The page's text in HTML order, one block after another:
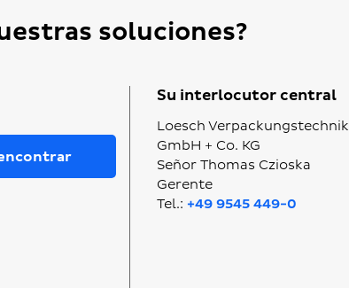
soluciones?
Su interlocutor central
Loesch Verpackungstechnik
GmbH + Co. KG
Señor Thomas Czioska
Gerente
Tel.: +49 9545 449-0